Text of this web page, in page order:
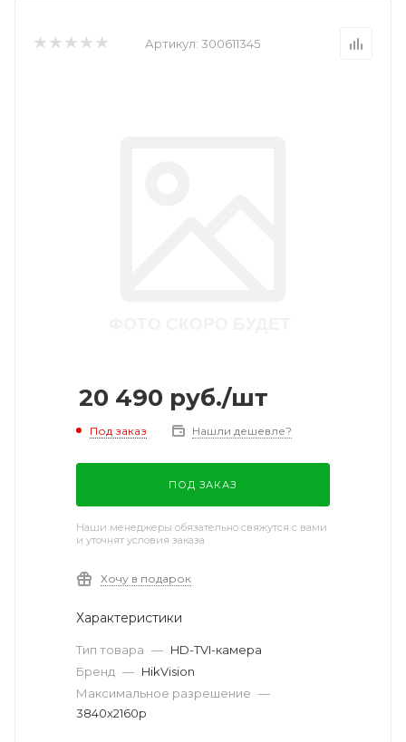
Артикул: 300611345
20 490 руб./шт
Под заказ Нашли дешевле?
ПОД ЗАКАЗ
Наши менеджеры обязательно свяжутся с вами
и уточнят условия заказа
Хочу в подарок
Характеристики
Тип товара — HD-TVI-камера
Бренд — HikVision
Максимальное разрешение —
3840x2160p